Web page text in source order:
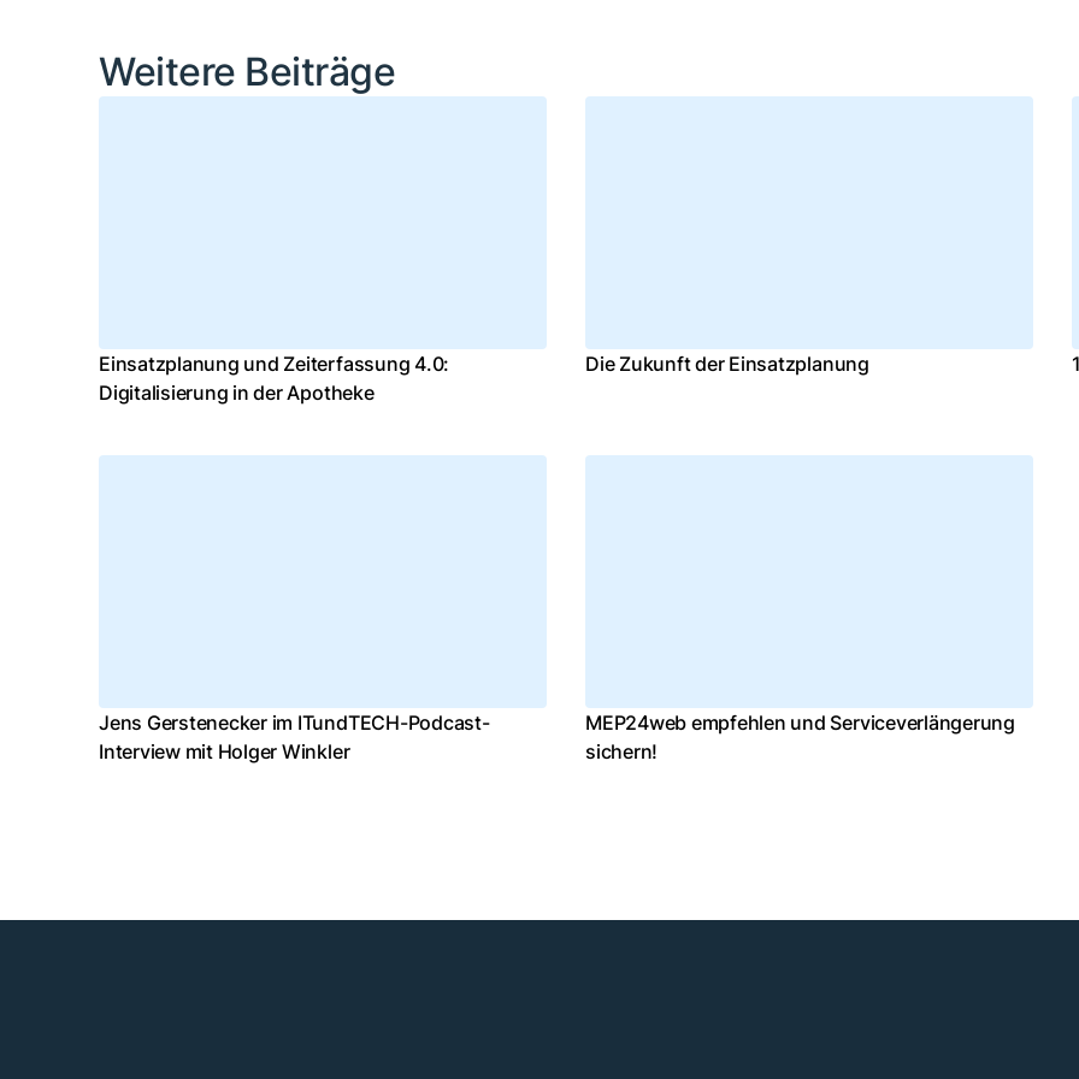
Weitere Beiträge
Einsatzplanung und Zeiterfassung 4.0:
Digitalisierung in der Apotheke
Die Zukunft der Einsatzplanung
Jens Gerstenecker im ITundTECH-Podcast-
Interview mit Holger Winkler
MEP24web empfehlen und Serviceverlängerung
sichern!